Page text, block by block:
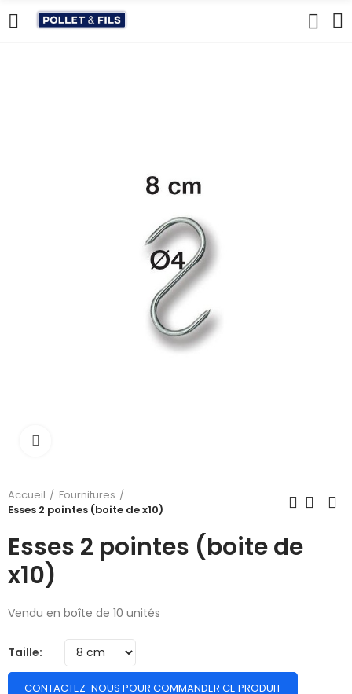
Accueil
Fournitures
Esses 2 pointes (boite de x10)
Esses 2 pointes (boite de
x10)
Vendu en boîte de 10 unités
Taille
CONTACTEZ-NOUS POUR COMMANDER CE PRODUIT